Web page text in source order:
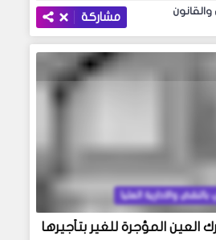
مشاركة
والادارية العليا
العين المؤجرة للغير بتأجيرها